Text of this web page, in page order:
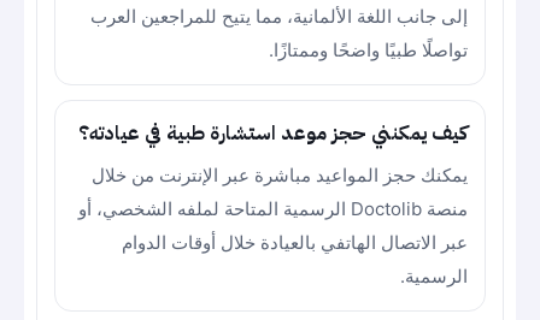
إلى جانب اللغة الألمانية، مما يتيح للمراجعين العرب
تواصلًا طبيًا واضحًا وممتازًا.
كيف يمكنني حجز موعد استشارة طبية في عيادته؟
يمكنك حجز المواعيد مباشرة عبر الإنترنت من خلال
منصة Doctolib الرسمية المتاحة لملفه الشخصي، أو
عبر الاتصال الهاتفي بالعيادة خلال أوقات الدوام
الرسمية.